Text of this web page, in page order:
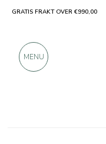
GRATIS FRAKT OVER €990,00
MENU